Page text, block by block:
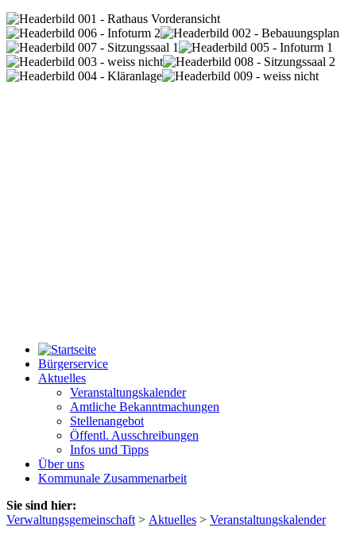
Bürgerservice
Aktuelles
Veranstaltungskalender
Amtliche Bekanntmachungen
Stellenangebot
Öffentl. Ausschreibungen
Infos und Tipps
Über uns
Kommunale Zusammenarbeit
Sie sind hier:
Verwaltungsgemeinschaft > Aktuelles > Veranstaltungskalender